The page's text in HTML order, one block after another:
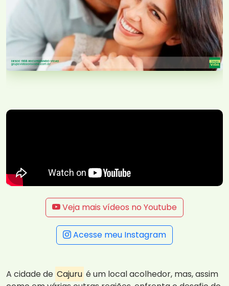
Veja mais vídeos no Youtube
Acesse meu Instagram
A cidade de Cajuru é um local acolhedor, mas, assim